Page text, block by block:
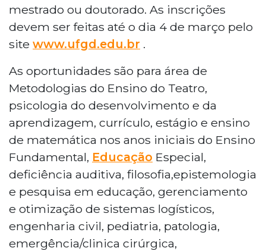
mestrado ou doutorado. As inscrições
devem ser feitas até o dia 4 de março pelo
site www.ufgd.edu.br .
As oportunidades são para área de
Metodologias do Ensino do Teatro,
psicologia do desenvolvimento e da
aprendizagem, currículo, estágio e ensino
de matemática nos anos iniciais do Ensino
Fundamental, Educação Especial,
deficiência auditiva, filosofia,epistemologia
e pesquisa em educação, gerenciamento
e otimização de sistemas logísticos,
engenharia civil, pediatria, patologia,
emergência/clinica cirúrgica,